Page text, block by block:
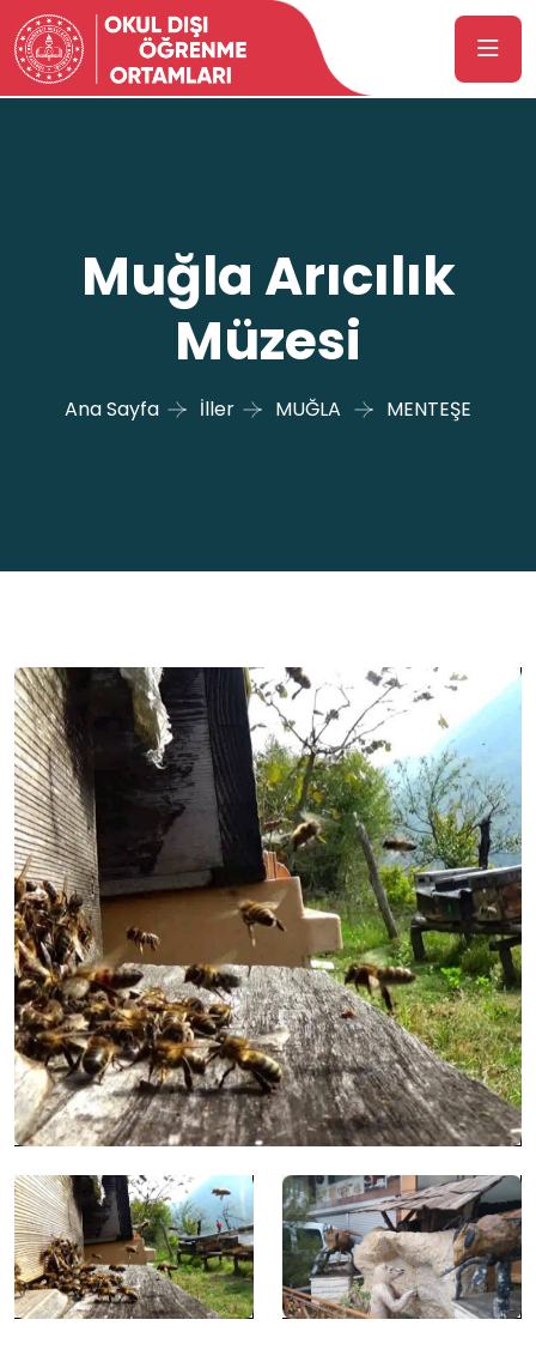
Muğla Arıcılık
Müzesi
Ana Sayfa İller MUĞLA MENTEŞE